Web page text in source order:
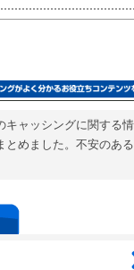
キャッシングに関する
とめました。不安のあ